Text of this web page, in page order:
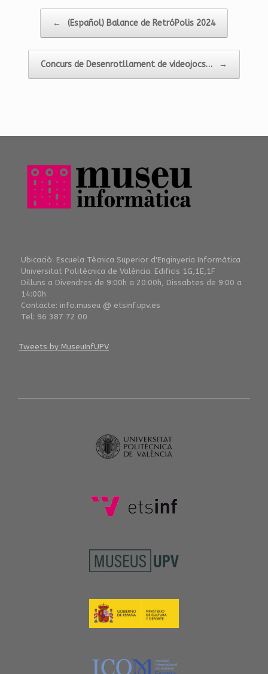
← (Español) Balance de RetróPolis 2024
Concurs de Desenrotllament de videojocs… →
Ubicaciò: Escuela Tècnica Superior d'Enginyeria Informàtica
Universitat Politècnica de València. Edificis 1G,1E,1F
Dilluns a Divendres de 9:00h a 20:00h, Dissabtes de 9:00 a
14:00h
Contacte: info.museu @ etsinf.upv.es
Tel: 96 387 72 00
Tweets by MuseuInfUPV